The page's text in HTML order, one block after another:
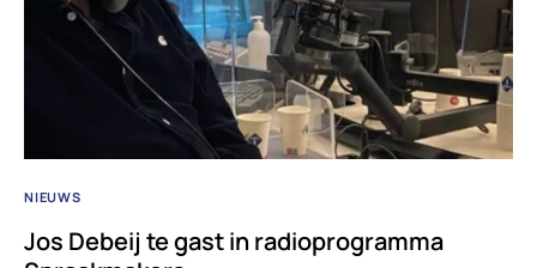
NIEUWS
Jos Debeij te gast in radioprogramma